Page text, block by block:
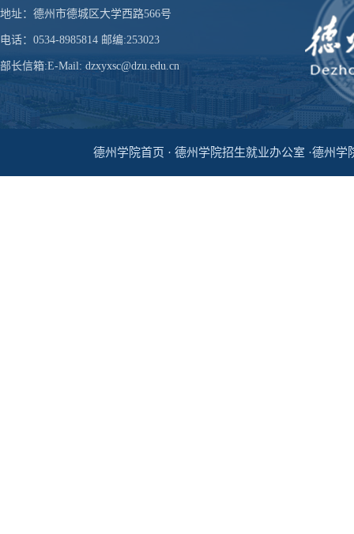
地址：德州市德城区大学西路566号
电话：0534-8985814 邮编:253023
部长信箱:E-Mail: dzxyxsc@dzu.edu.cn
德州学院首页 · 德州学院招生就业办公室 ·德州